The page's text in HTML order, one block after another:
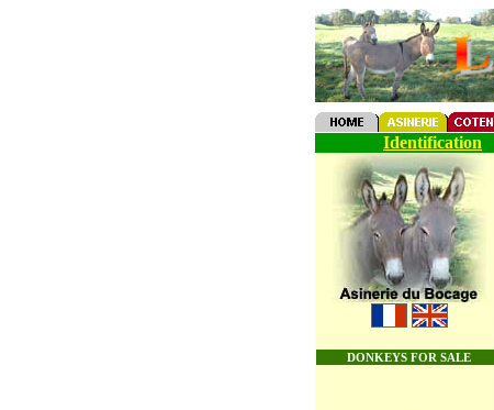
Identification
DONKEYS FOR SALE